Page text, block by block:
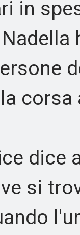
in
corsa
dice
si